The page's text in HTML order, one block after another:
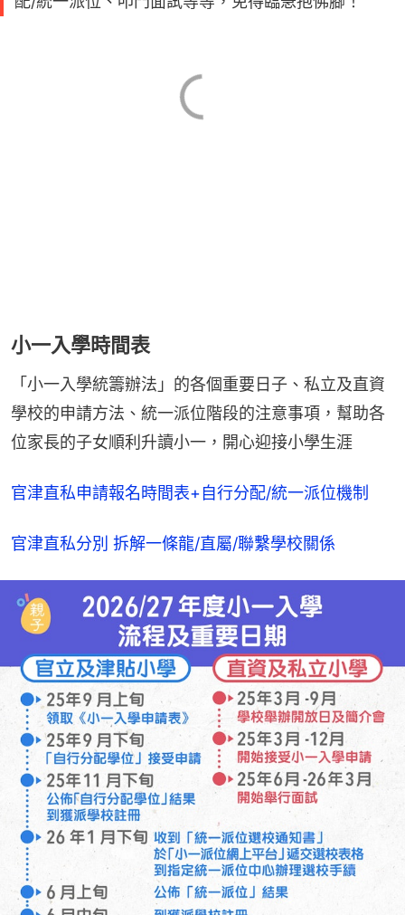
小一入學時間表
「小一入學統籌辦法」的各個重要日子、私立及直資
學校的申請方法、統一派位階段的注意事項，幫助各
位家長的子女順利升讀小一，開心迎接小學生涯
官津直私申請報名時間表+自行分配/統一派位機制
官津直私分別 拆解一條龍/直屬/聯繫學校關係